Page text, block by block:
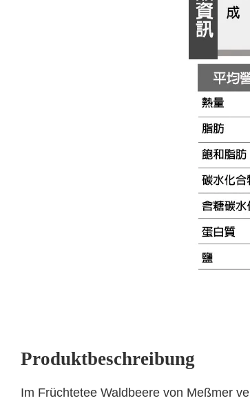
Produktbeschreibung
Im Früchtetee Waldbeere von Meßmer